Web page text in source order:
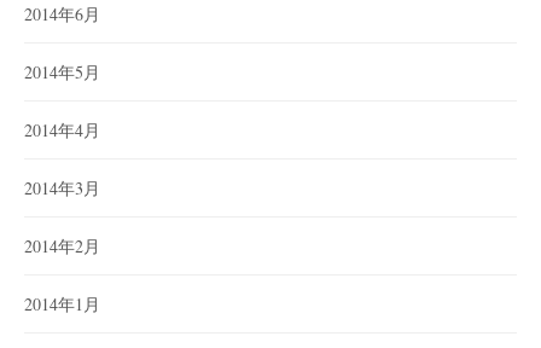
2014年6月
2014年5月
2014年4月
2014年3月
2014年2月
2014年1月